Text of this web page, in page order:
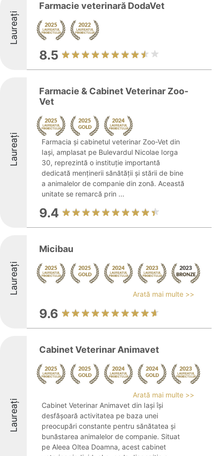
Laureați
Farmacie veterinară DodaVet
8.5
Laureați
Farmacie & Cabinet Veterinar Zoo-
Vet
Farmacia și cabinetul veterinar Zoo-Vet din
Iași, amplasat pe Bulevardul Nicolae Iorga
30, reprezintă o instituție importantă
dedicată menținerii sănătății și stării de bine
a animalelor de companie din zonă. Această
unitate se remarcă prin ...
9.4
Laureați
Micibau
Arată mai multe >>
9.6
Laureați
Cabinet Veterinar Animavet
Arată mai multe >>
Cabinet Veterinar Animavet din Iași își
desfășoară activitatea pe baza unei
preocupări constante pentru sănătatea și
bunăstarea animalelor de companie. Situat
pe Aleea Oltea Doamna, acest cabinet